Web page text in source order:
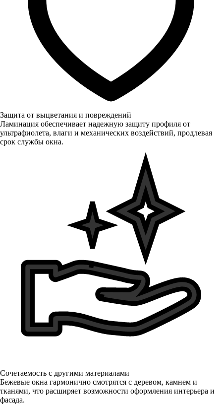
Защита от выцветания и повреждений
Ламинация обеспечивает надежную защиту профиля от
ультрафиолета, влаги и механических воздействий, продлевая
срок службы окна.
Сочетаемость с другими материалами
Бежевые окна гармонично смотрятся с деревом, камнем и
тканями, что расширяет возможности оформления интерьера и
фасада.